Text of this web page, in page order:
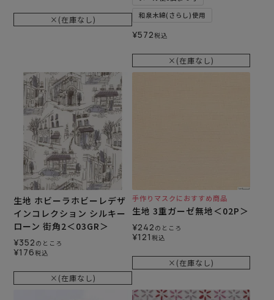
×(在庫なし)
和泉木綿(さらし)使用
¥572税込
×(在庫なし)
生地 ホビーラホビーレデザ
インコレクション シルキー
ローン 街角2＜03GR＞
¥352 のところ
¥176税込
×(在庫なし)
手作りマスクにおすすめ商品
生地 3重ガーゼ無地＜02P＞
¥242 のところ
¥121 税込
×(在庫なし)